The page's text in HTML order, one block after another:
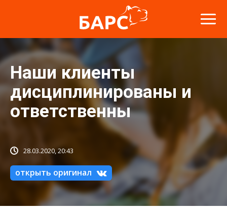
Наши клиенты
дисциплинированы и
ответственны
28.03.2020, 20:43
открыть оригинал